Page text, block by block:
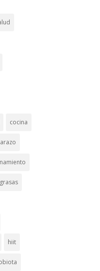
cocina
grasas
hiit